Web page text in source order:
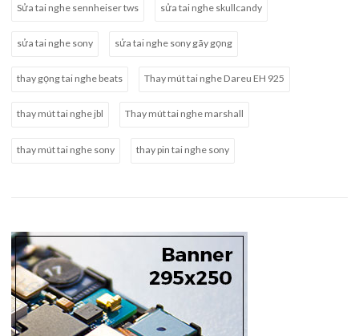
Sửa tai nghe sennheiser tws sửa tai nghe skullcandy
sửa tai nghe sony sửa tai nghe sony gãy gọng
thay gọng tai nghe beats Thay mút tai nghe Dareu EH 925
thay mút tai nghe jbl Thay mút tai nghe marshall
thay mút tai nghe sony thay pin tai nghe sony